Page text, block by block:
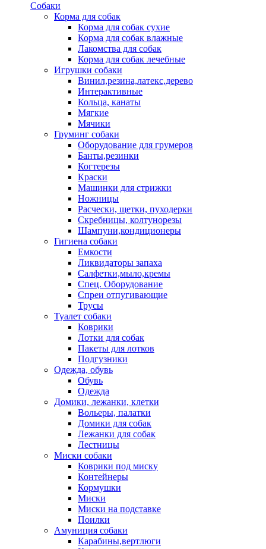
Собаки
Корма для собак
Корма для собак сухие
Корма для собак влажные
Лакомства для собак
Корма для собак лечебные
Игрушки собаки
Винил,резина,латекс,дерево
Интерактивные
Кольца, канаты
Мягкие
Мячики
Груминг собаки
Оборудование для грумеров
Банты,резинки
Когтерезы
Краски
Машинки для стрижки
Ножницы
Расчески, щетки, пуходерки
Скребницы, колтунорезы
Шампуни,кондиционеры
Гигиена собаки
Емкости
Ликвидаторы запаха
Салфетки,мыло,кремы
Спец. Оборудование
Спреи отпугивающие
Трусы
Туалет собаки
Коврики
Лотки для собак
Пакеты для лотков
Подгузники
Одежда, обувь
Обувь
Одежда
Домики, лежанки, клетки
Вольеры, палатки
Домики для собак
Лежанки для собак
Лестницы
Миски собаки
Коврики под миску
Контейнеры
Кормушки
Миски
Миски на подставке
Поилки
Амуниция собаки
Карабины,вертлюги